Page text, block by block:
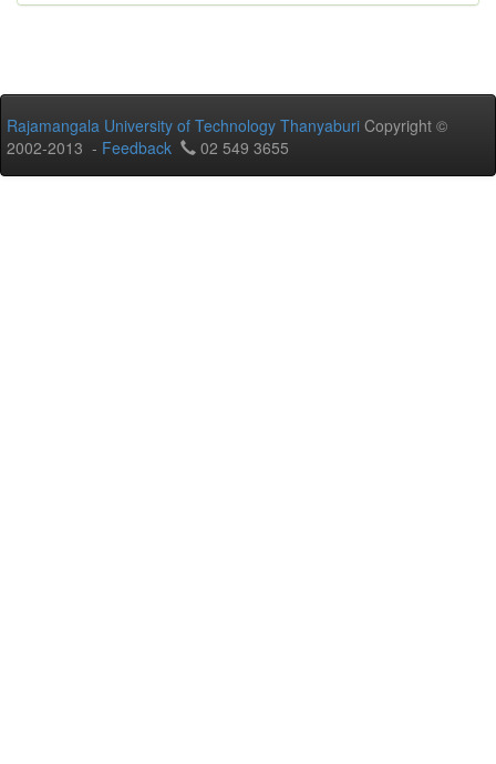
Rajamangala University of Technology Thanyaburi Copyright ©
2002-2013 - Feedback 02 549 3655